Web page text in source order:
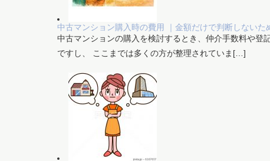
中古マンション購入時の費用 ｜金額だけで判断しないた
中古マンションの購入を検討するとき、仲介手数料や登
ですし、 ここまでは多くの方が整理されていま[…]